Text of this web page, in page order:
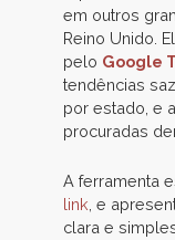
em outros
Reino Unido.
pelo Google
tendências
por estado, e
procuradas
A ferramenta
link , e
clara e